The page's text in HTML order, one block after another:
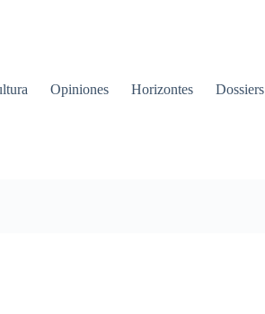
Opiniones Horizontes Dossiers